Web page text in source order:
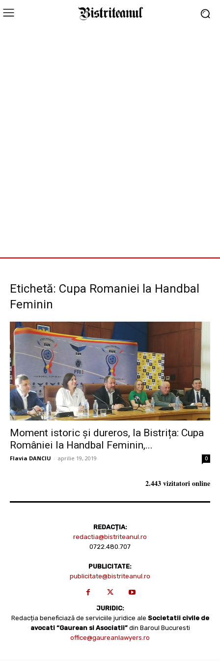
Etichetă: Cupa Romaniei la Handbal
Feminin
Moment istoric și dureros, la Bistrița: Cupa
României la Handbal Feminin,...
Flavia DANCIU - aprilie 19, 2019 0
2.443 vizitatori online
REDACȚIA:
redactia@bistriteanul.ro
0722.480.707
PUBLICITATE:
publicitate@bistriteanul.ro
JURIDIC:
Redacția beneficiază de serviciile juridice ale Societatii civile de
avocati “Gaurean si Asociatii” din Baroul Bucuresti
office@gaureanlawyers.ro